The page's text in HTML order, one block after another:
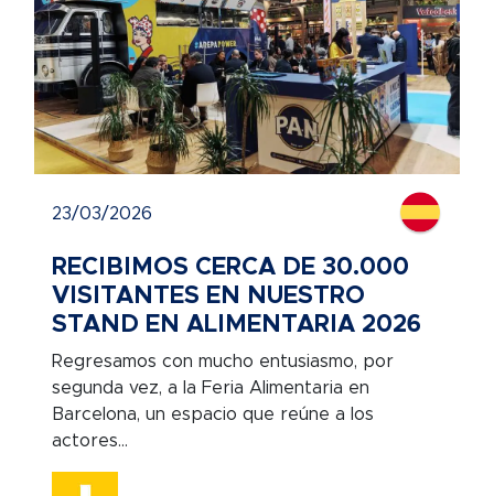
23/03/2026
RECIBIMOS CERCA DE 30.000
VISITANTES EN NUESTRO
STAND EN ALIMENTARIA 2026
Regresamos con mucho entusiasmo, por
segunda vez, a la Feria Alimentaria en
Barcelona, un espacio que reúne a los
actores...